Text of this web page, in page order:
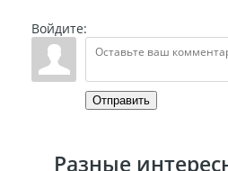
Войдите:
Отправить
Разные